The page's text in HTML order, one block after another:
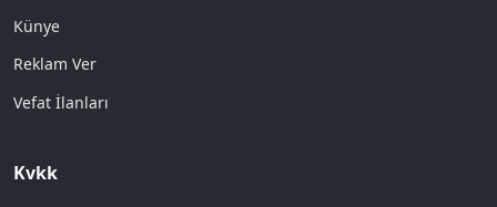
Künye
Reklam Ver
Vefat İlanları
Kvkk